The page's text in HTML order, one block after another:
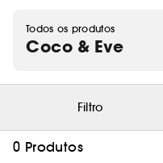
Todos os produtos
Coco & Eve
Filtro
0 Produtos